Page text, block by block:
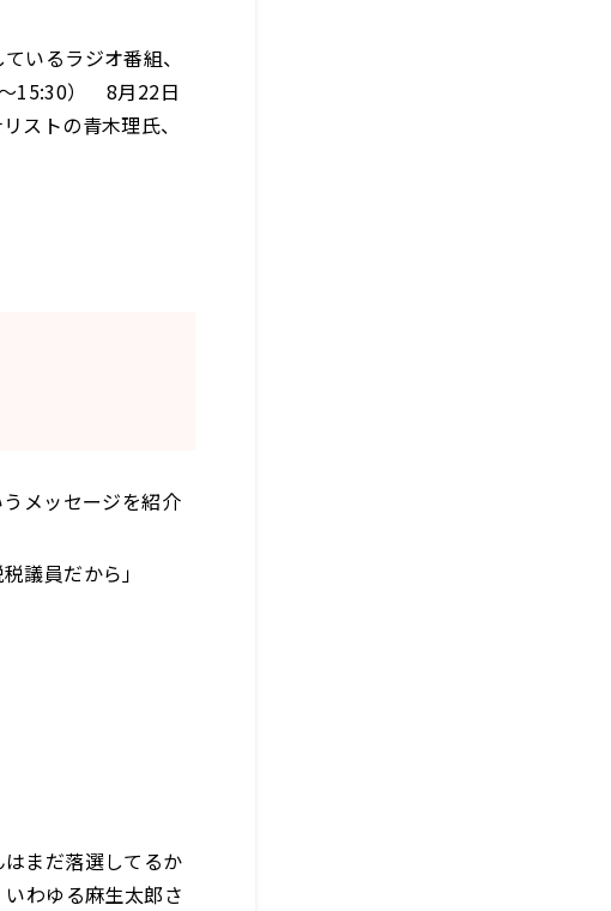
いるラジオ番組、
～15:30） 8月22日
ストの青木理氏、
メッセージを紹介――
議員だから」
まだ落選してるか
わゆる麻生太郎さ